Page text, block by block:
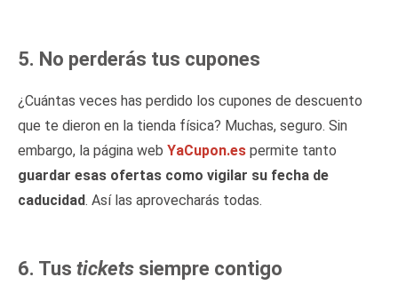
5. No perderás tus cupones
¿Cuántas veces has perdido los cupones de descuento
que te dieron en la tienda física? Muchas, seguro. Sin
embargo, la página web YaCupon.es permite tanto
guardar esas ofertas como vigilar su fecha de
caducidad. Así las aprovecharás todas.
6. Tus tickets siempre contigo